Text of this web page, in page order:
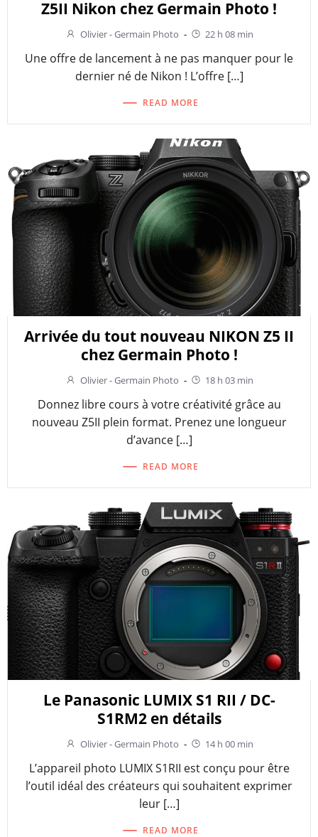
Z5II Nikon chez Germain Photo !
Olivier - Germain Photo - 22 h 08 min
Une offre de lancement à ne pas manquer pour le
dernier né de Nikon ! L’offre […]
READ MORE
Arrivée du tout nouveau NIKON Z5 II
chez Germain Photo !
Olivier - Germain Photo - 18 h 03 min
Donnez libre cours à votre créativité grâce au
nouveau Z5II plein format. Prenez une longueur
d’avance […]
READ MORE
Le Panasonic LUMIX S1 RII / DC-
S1RM2 en détails
Olivier - Germain Photo - 14 h 00 min
L’appareil photo LUMIX S1RII est conçu pour être
l’outil idéal des créateurs qui souhaitent exprimer
leur […]
READ MORE